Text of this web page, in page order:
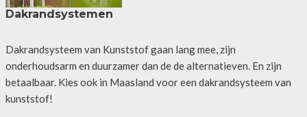
Dakrandsystemen
Dakrandsysteem van Kunststof gaan lang mee, zijn
onderhoudsarm en duurzamer dan de de alternatieven. En zijn
betaalbaar. Kies ook in Maasland voor een dakrandsysteem van
kunststof!